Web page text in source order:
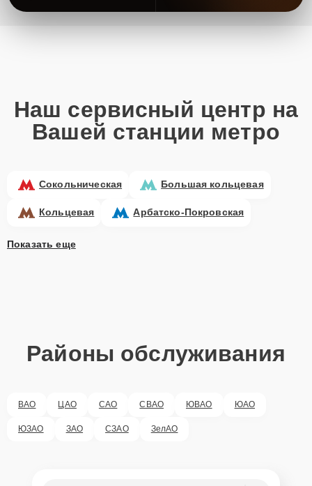
Наш сервисный центр на
Вашей станции метро
Сокольническая Большая кольцевая
Кольцевая Арбатско-Покровская
Показать еще
Районы обслуживания
ВАО ЦАО САО СВАО ЮВАО ЮАО
ЮЗАО ЗАО СЗАО ЗелАО